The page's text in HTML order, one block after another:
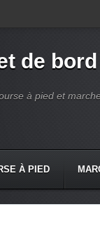
de
à pied et
À PIED